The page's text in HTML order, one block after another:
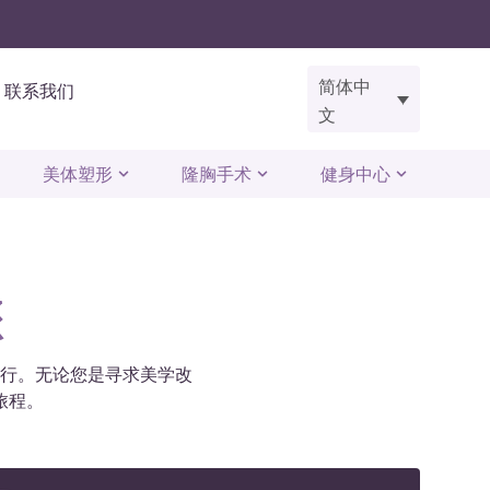
联系我们
简体中
文
美体塑形 隆胸手术 健身中心
。无论您是寻求美学改
。